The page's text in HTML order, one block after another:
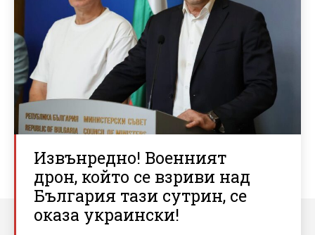
Извънредно! Военният
дрон, който се взриви над
България тази сутрин, се
оказа украински!